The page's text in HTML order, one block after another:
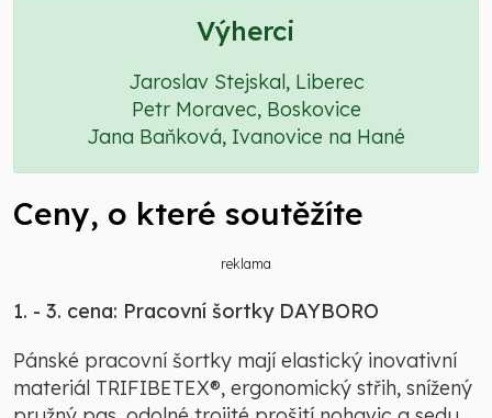
Výherci
Jaroslav Stejskal, Liberec
Petr Moravec, Boskovice
Jana Baňková, Ivanovice na Hané
Ceny, o které soutěžíte
reklama
1. - 3. cena: Pracovní šortky DAYBORO
Pánské pracovní šortky mají elastický inovativní
materiál TRIFIBETEX®, ergonomický střih, snížený